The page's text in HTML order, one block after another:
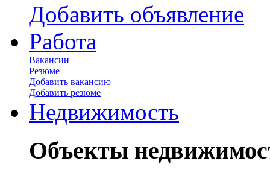
Добавить объявление
Работа
Вакансии
Резюме
Добавить вакансию
Добавить резюме
Недвижимость
Объекты